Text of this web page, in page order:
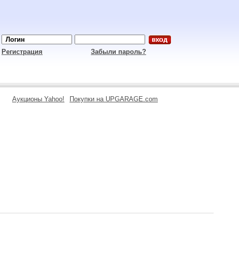
Регистрация Забыли пароль?
Аукционы Yahoo! Покупки на UPGARAGE.com